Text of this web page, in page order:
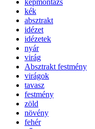
képmontázs
kék
absztrakt
idézet
idézetek
nyár
virág
Absztrakt festmény
virágok
tavasz
festmény
zöld
növény
fehér